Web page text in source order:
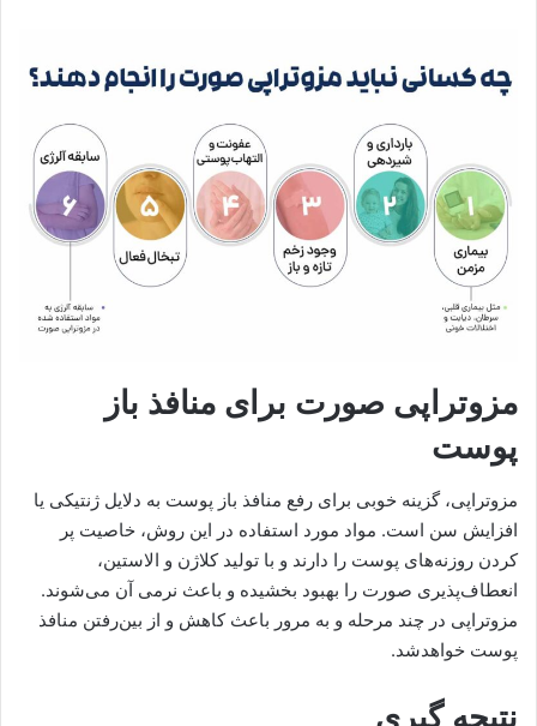
مزوتراپی صورت برای منافذ باز
پوست
مزوتراپی، گزینه خوبی برای رفع منافذ باز پوست به دلایل ژنتیکی یا
افزایش سن است. مواد مورد استفاده در این روش، خاصیت پر
کردن روزنه‌های پوست را دارند و با تولید کلاژن و الاستین،
انعطاف‌پذیری صورت را بهبود بخشیده و باعث نرمی آن می‌شوند.
مزوتراپی در چند مرحله و به مرور باعث کاهش و از بین‌رفتن منافذ
پوست خواهدشد.
نتیجه گیری